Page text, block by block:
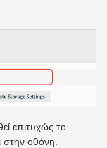
επιτυχώς το
στην οθόνη.